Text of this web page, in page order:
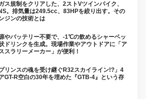
ス規制をクリアした、2ストVツインバイク、
。排気量は249.5cc、83HPを絞り出す。その
ジンの技術とは
やバッテリー不要で、-1℃の飲めるシャーベッ
状ドリンクを生成。現場作業やアウトドアに「ア
スラリーメーカー」が便利！
プリンスの魂を受け継ぐR32スカイライン!?」4
GT-R空白の30年を埋めた『GTB-4』という存